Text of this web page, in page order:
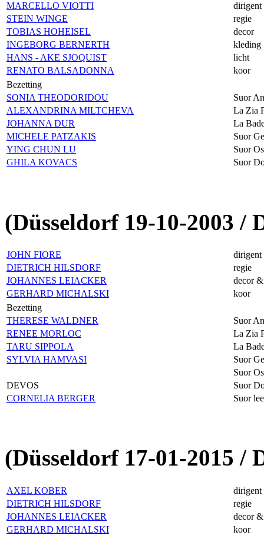
MARCELLO VIOTTI
dirigent
STEIN WINGE
regie
TOBIAS HOHEISEL
decor
INGEBORG BERNERTH
kleding
HANS - AKE SJOQUIST
licht
RENATO BALSADONNA
koor
Bezetting
SONIA THEODORIDOU
Suor
ALEXANDRINA MILTCHEVA
La Zia
JOHANNA DUR
La
MICHELE PATZAKIS
Suor
YING CHUN LU
Suor
GHILA KOVACS
Suor
(Düsseldorf 19-10-2003 /
JOHN FIORE
dirigent
DIETRICH HILSDORF
regie
JOHANNES LEIACKER
decor
GERHARD MICHALSKI
koor
Bezetting
THERESE WALDNER
Suor
RENEE MORLOC
La Zia
TARU SIPPOLA
La
SYLVIA HAMVASI
Suor
Suor
DEVOS
Suor
CORNELIA BERGER
Suor
(Düsseldorf 17-01-2015 /
AXEL KOBER
dirigent
DIETRICH HILSDORF
regie
JOHANNES LEIACKER
decor
GERHARD MICHALSKI
koor